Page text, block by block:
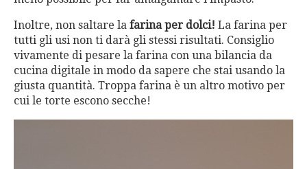
Inoltre, non saltare la farina per dolci! La farina per
tutti gli usi non ti darà gli stessi risultati. Consiglio
vivamente di pesare la farina con una bilancia da
cucina digitale in modo da sapere che stai usando la
giusta quantità. Troppa farina è un altro motivo per
cui le torte escono secche!